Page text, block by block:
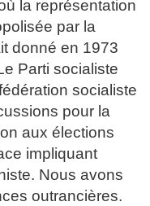
la représentation
par la
donné en 1973
Parti socialiste
socialiste
pour la
aux élections
impliquant
Nous avons
outrancières.